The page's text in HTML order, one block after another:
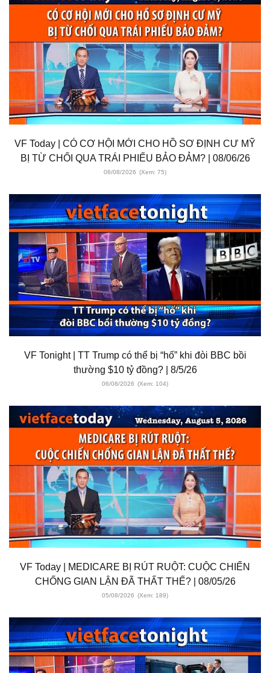
VF Today | CÓ CƠ HỘI MỚI CHO HỒ SƠ ĐỊNH CƯ MỸ
BỊ TỪ CHỐI QUA TRÁI PHIẾU BẢO ĐẢM? | 08/06/26
06/08/2026 (Xem: 75)
VF Tonight | TT Trump có thể bị “hố” khi đòi BBC bồi
thường $10 tỷ đồng? | 8/5/26
06/08/2026 (Xem: 104)
VF Today | MEDICARE BỊ RÚT RUỘT: CUỘC CHIẾN
CHỐNG GIAN LẬN ĐÃ THẤT THẾ? | 08/05/26
05/08/2026 (Xem: 189)